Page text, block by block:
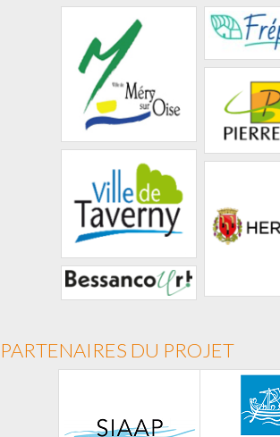
PARTENAIRES DU PROJET